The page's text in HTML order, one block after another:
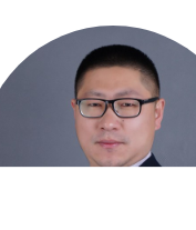
不满，因此为了让我们变得更“
补，表面上试图救赎自己的努力
赎，反倒破坏了人性与人生的
流淌，人性的释放，但对于有执
果，自我价值的证明。因此他往
己，赢得肯定和完善，